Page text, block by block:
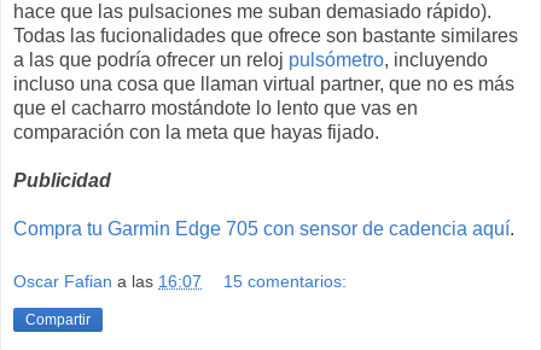
hace que las pulsaciones me suban demasiado rápido).
Todas las fucionalidades que ofrece son bastante similares
a las que podría ofrecer un reloj pulsómetro, incluyendo
incluso una cosa que llaman virtual partner, que no es más
que el cacharro mostándote lo lento que vas en
comparación con la meta que hayas fijado.
Publicidad
Compra tu Garmin Edge 705 con sensor de cadencia aquí.
Oscar Fafian a las 16:07 15 comentarios:
Compartir